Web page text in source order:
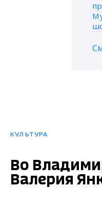
КУЛЬТУРА
Во
Валерия